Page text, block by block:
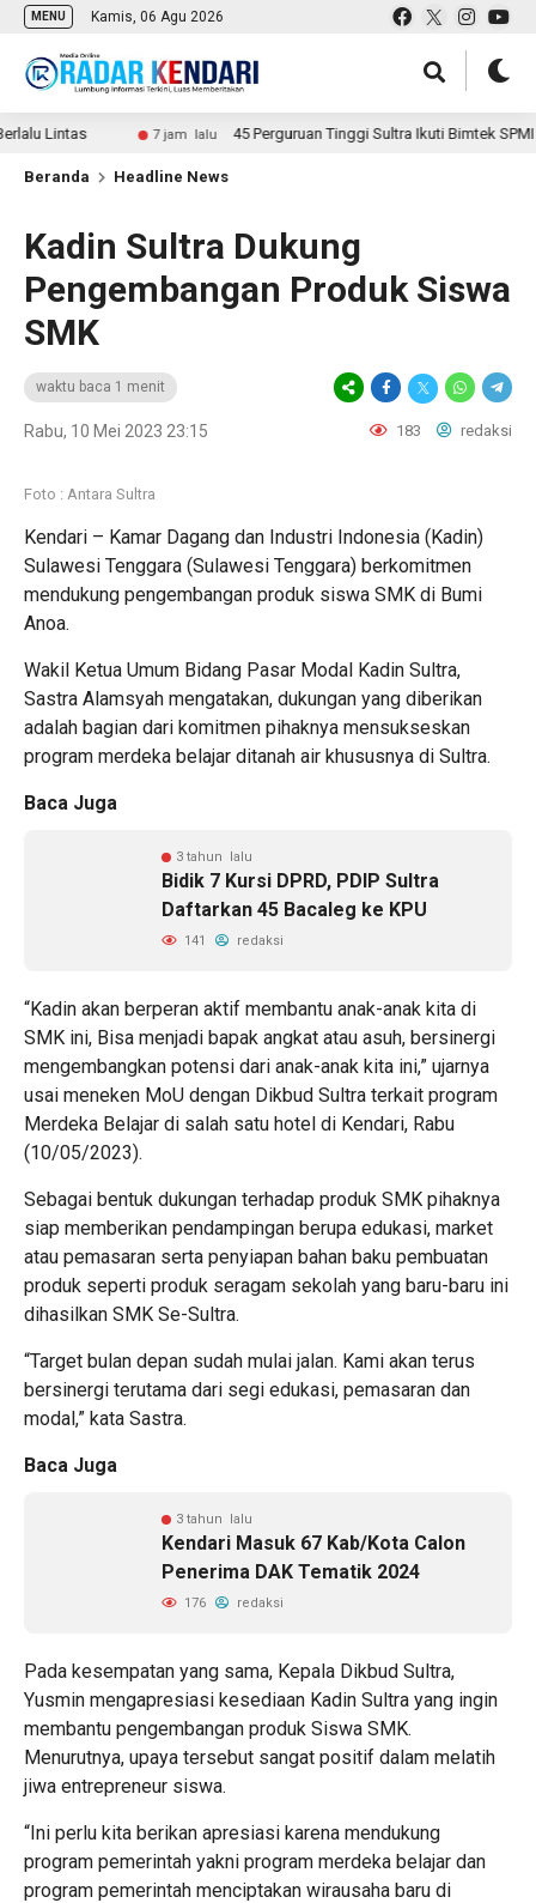
MENU Kamis, 06 Agu 2026
7 jam lalu 45 Perguruan Tinggi Sultra Ikuti Bimtek SPMI
Beranda Headline News
Kadin Sultra Dukung
Pengembangan Produk Siswa
SMK
waktu baca 1 menit
Rabu, 10 Mei 2023 23:15 183 redaksi
Foto : Antara Sultra
Kendari – Kamar Dagang dan Industri Indonesia (Kadin)
Sulawesi Tenggara (Sulawesi Tenggara) berkomitmen
mendukung pengembangan produk siswa SMK di Bumi
Anoa.
Wakil Ketua Umum Bidang Pasar Modal Kadin Sultra,
Sastra Alamsyah mengatakan, dukungan yang diberikan
adalah bagian dari komitmen pihaknya mensukseskan
program merdeka belajar ditanah air khususnya di Sultra.
Baca Juga
3 tahun lalu
Bidik 7 Kursi DPRD, PDIP Sultra
Daftarkan 45 Bacaleg ke KPU
141 redaksi
“Kadin akan berperan aktif membantu anak-anak kita di
SMK ini, Bisa menjadi bapak angkat atau asuh, bersinergi
mengembangkan potensi dari anak-anak kita ini,” ujarnya
usai meneken MoU dengan Dikbud Sultra terkait program
Merdeka Belajar di salah satu hotel di Kendari, Rabu
(10/05/2023).
Sebagai bentuk dukungan terhadap produk SMK pihaknya
siap memberikan pendampingan berupa edukasi, market
atau pemasaran serta penyiapan bahan baku pembuatan
produk seperti produk seragam sekolah yang baru-baru ini
dihasilkan SMK Se-Sultra.
“Target bulan depan sudah mulai jalan. Kami akan terus
bersinergi terutama dari segi edukasi, pemasaran dan
modal,” kata Sastra.
Baca Juga
3 tahun lalu
Kendari Masuk 67 Kab/Kota Calon
Penerima DAK Tematik 2024
176 redaksi
Pada kesempatan yang sama, Kepala Dikbud Sultra,
Yusmin mengapresiasi kesediaan Kadin Sultra yang ingin
membantu pengembangan produk Siswa SMK.
Menurutnya, upaya tersebut sangat positif dalam melatih
jiwa entrepreneur siswa.
“Ini perlu kita berikan apresiasi karena mendukung
program pemerintah yakni program merdeka belajar dan
program pemerintah menciptakan wirausaha baru di